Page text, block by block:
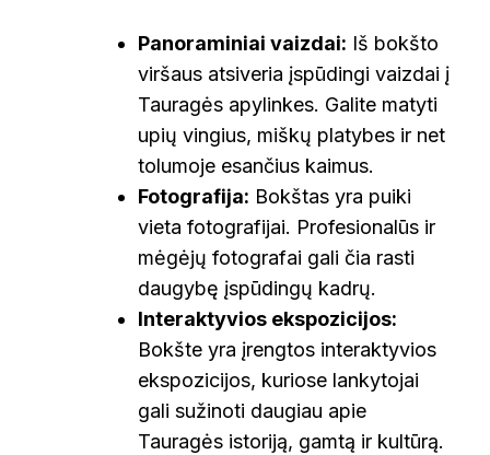
Panoraminiai vaizdai: Iš bokšto
viršaus atsiveria įspūdingi vaizdai į
Tauragės apylinkes. Galite matyti
upių vingius, miškų platybes ir net
tolumoje esančius kaimus.
Fotografija: Bokštas yra puiki
vieta fotografijai. Profesionalūs ir
mėgėjų fotografai gali čia rasti
daugybę įspūdingų kadrų.
Interaktyvios ekspozicijos:
Bokšte yra įrengtos interaktyvios
ekspozicijos, kuriose lankytojai
gali sužinoti daugiau apie
Tauragės istoriją, gamtą ir kultūrą.